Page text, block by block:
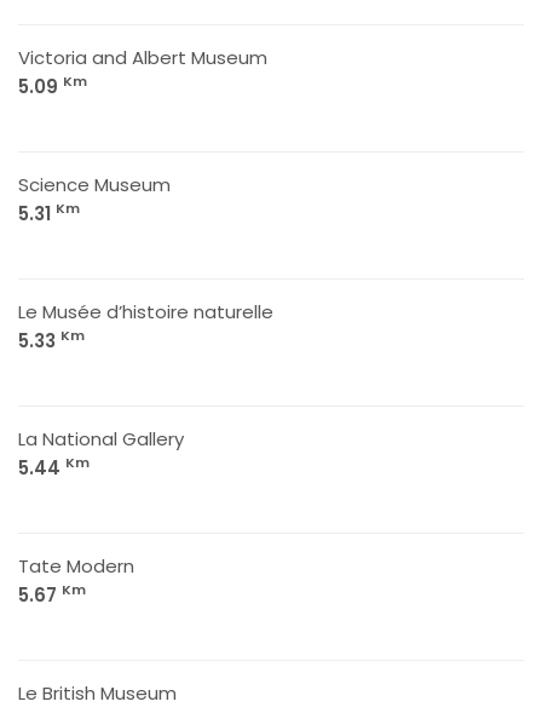
Victoria and Albert Museum
5.09 Km
Science Museum
5.31 Km
Le Musée d’histoire naturelle
5.33 Km
La National Gallery
5.44 Km
Tate Modern
5.67 Km
Le British Museum